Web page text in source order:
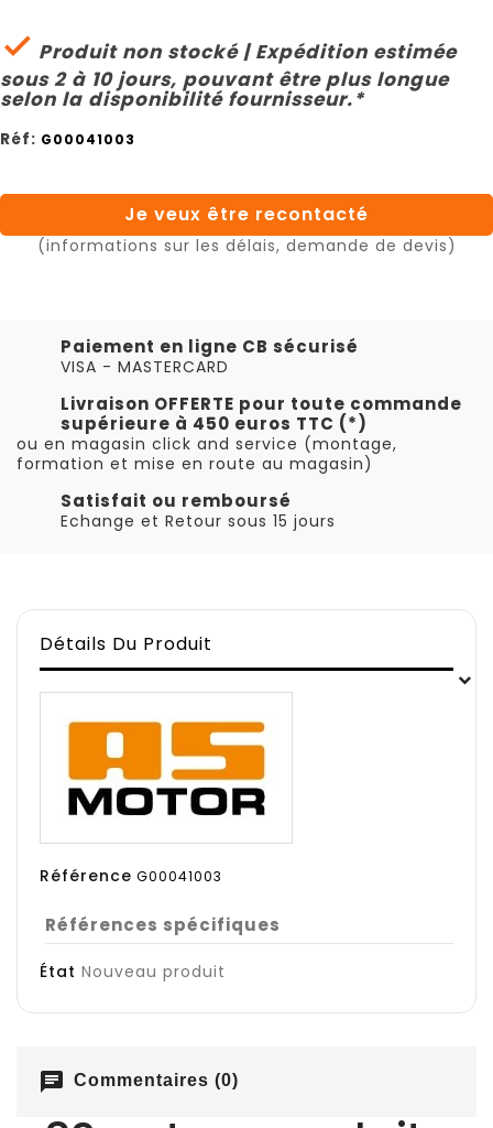
 Produit non stocké | Expédition estimée
sous 2 à 10 jours, pouvant être plus longue
selon la disponibilité fournisseur.*
Réf: G00041003
Je veux être recontacté
(informations sur les délais, demande de devis)
Paiement en ligne CB sécurisé
VISA - MASTERCARD
Livraison OFFERTE pour toute commande
supérieure à 450 euros TTC (*)
ou en magasin click and service (montage,
formation et mise en route au magasin)
Satisfait ou remboursé
Echange et Retour sous 15 jours
Détails Du Produit
Référence G00041003
Références spécifiques
État Nouveau produit
chat Commentaires (0)